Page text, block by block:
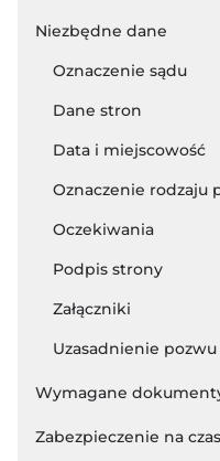
Niezbędne dane
Oznaczenie sądu
Dane stron
Data i miejscowość
Oznaczenie rodzaju
Oczekiwania
Podpis strony
Załączniki
Uzasadnienie
Wymagane
Zabezpieczenie na